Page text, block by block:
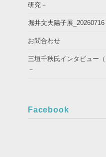
研究－
堀井文夫陽子展_20260716
お問合わせ
三垣千秋氏インタビュー
－
Facebook